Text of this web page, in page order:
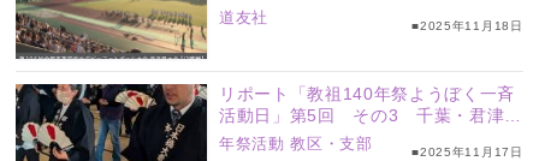
【決勝戦】（2025年11月16日）
道友社 ■2025年11月18日
リポート「教祖140年祭ようぼく一斉
活動日」第5回 その3 千葉・君津支
部、埼玉・大里支部、三重・志摩支部
年祭活動 教区・支部 ■2025年11月17日